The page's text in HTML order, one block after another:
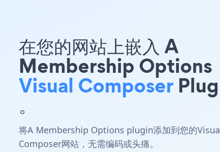
在您的网站上嵌入 A
Membership Options
Visual Composer
。
将A Membership Options plugin添加到您的
Composer网站，无需编码或头痛。